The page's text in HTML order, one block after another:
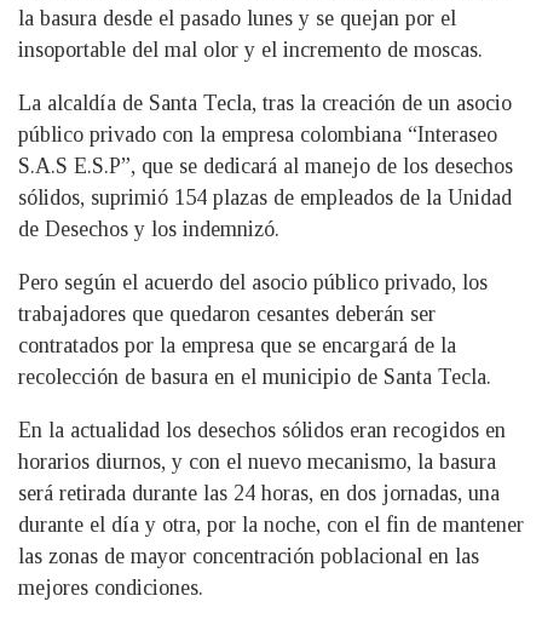
la basura desde el pasado lunes y se quejan por el
insoportable del mal olor y el incremento de moscas.
La alcaldía de Santa Tecla, tras la creación de un asocio
público privado con la empresa colombiana “Interaseo
S.A.S E.S.P”, que se dedicará al manejo de los desechos
sólidos, suprimió 154 plazas de empleados de la Unidad
de Desechos y los indemnizó.
Pero según el acuerdo del asocio público privado, los
trabajadores que quedaron cesantes deberán ser
contratados por la empresa que se encargará de la
recolección de basura en el municipio de Santa Tecla.
En la actualidad los desechos sólidos eran recogidos en
horarios diurnos, y con el nuevo mecanismo, la basura
será retirada durante las 24 horas, en dos jornadas, una
durante el día y otra, por la noche, con el fin de mantener
las zonas de mayor concentración poblacional en las
mejores condiciones.